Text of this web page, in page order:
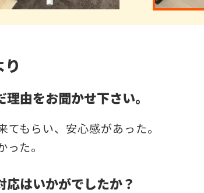
由をお聞かせ下さい。
てもらい、安心感があった。
た。
応はいかがでしたか？